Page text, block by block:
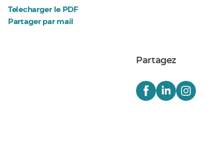
Telecharger le PDF
Partager par mail
Partagez